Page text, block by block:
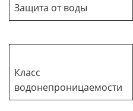
Защита от воды
Класс
водонепроницаемости